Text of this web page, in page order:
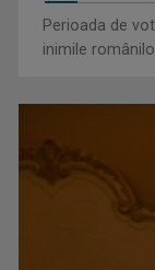
TVR aduce în
Perioada de
inimile